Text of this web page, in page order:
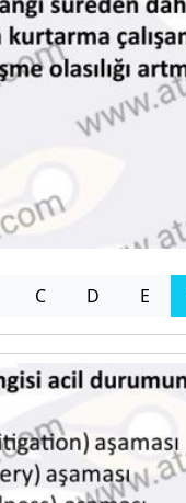
C D E